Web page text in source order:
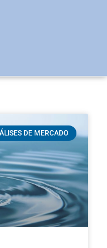
DE MERCADO